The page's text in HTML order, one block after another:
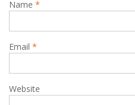
Name *
Email *
Website